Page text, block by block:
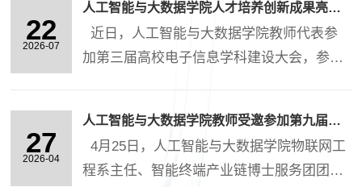
22
2026-07
人工智能与大数据学院人才培养创新成果亮相高校电子信息学科建设大会
近日，人工智能与大数据学院教师代表参
加第三届高校电子信息学科建设大会，参加
听骆清铭院士《脑空间信息学》等10余场高
水平报告。作为中国电子学会电子信息学科
建设委员会委员单位，学院提交的论文《电
27
2026-04
人工智能与大数据学院教师受邀参加第九届国际电磁兼容研讨会
4月25日，人工智能与大数据学院物联网工
程系主任、智能终端产业链博士服务团团长